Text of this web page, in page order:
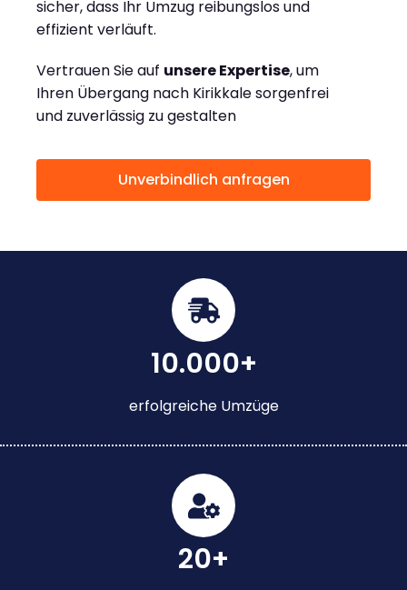
sicher, dass Ihr Umzug reibungslos und
effizient verläuft.
Vertrauen Sie auf unsere Expertise, um
Ihren Übergang nach Kirikkale sorgenfrei
und zuverlässig zu gestalten
Unverbindlich anfragen
10.000+
erfolgreiche Umzüge
20+